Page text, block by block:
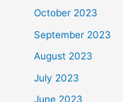
October 2023
September 2023
August 2023
July 2023
June 2023